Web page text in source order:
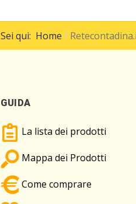
Sei qui: Home
GUIDA
La lista dei prodotti
Mappa dei Prodotti
Come comprare